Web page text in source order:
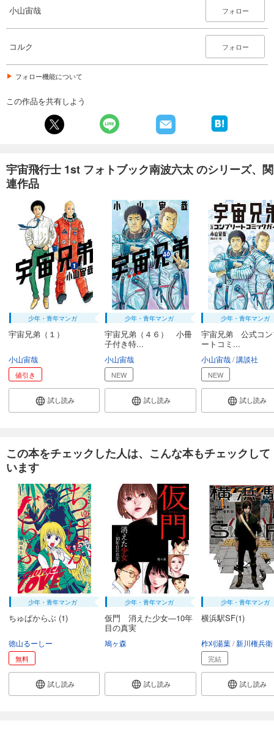
小山宙哉 フォロー
コルク フォロー
フォロー機能について
この作品を共有しよう
宇宙飛行士 1st フォトブック南波六太 のシリーズ、関
連作品
少年・青年マンガ
宇宙兄弟（１）
小山宙哉
値引き
試し読み
少年・青年マンガ
宇宙兄弟（４６） 小冊
子付き特...
小山宙哉
NEW
試し読み
少年・青年マンガ
宇宙兄弟 公式コン
ートコミ...
小山宙哉 講談社
NEW
試し読み
この本をチェックした人は、こんな本もチェックして
います
少年・青年マンガ
ちゅぱからぶ (1)
徳山るーしー
無料
試し読み
少年・青年マンガ
仮門 消えた少女―10年
目の真実
鳩ヶ森
試し読み
少年・青年マンガ
横浜駅SF(1)
柞刈湯葉 新川権兵衛
完結
試し読み